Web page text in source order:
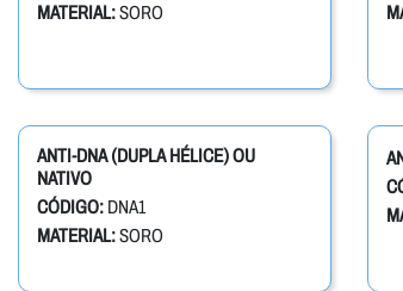
MATERIAL:SORO
ANTI-DNA (DUPLA HÉLICE) OU
NATIVO
CÓDIGO: DNA1
MATERIAL:SORO